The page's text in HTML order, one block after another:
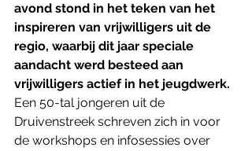
avond stond in het teken van het
inspireren van vrijwilligers uit de
regio, waarbij dit jaar speciale
aandacht werd besteed aan
vrijwilligers actief in het jeugdwerk.
Een 50-tal jongeren uit de
Druivenstreek schreven zich in voor
de workshops en infosessies over